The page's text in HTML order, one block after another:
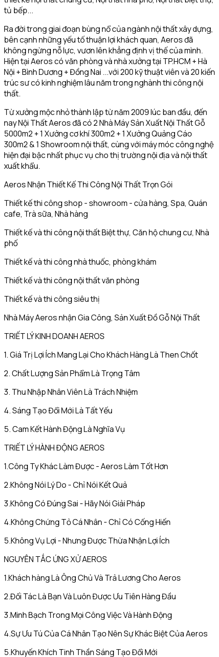
tủ bếp...
Ra đời trong giai đoạn bùng nổ của ngành nội thất xây dựng,
bên cạnh những yếu tố thuận lợi khách quan, Aeros đã
không ngừng nỗ lực, vươn lên khẳng định vị thế của mình.
Hiện tại Aeros có văn phòng và nhà xưởng tại TP.HCM + Hà
Nội + Bình Dương + Đồng Nai ...với 200 kỹ thuật viên và 20 kiến
trúc sư có kinh nghiệm lâu năm trong nghành thi công nội
thất.
Từ xưởng mộc nhỏ thành lập từ năm 2009 lúc ban đầu, đến
nay Nội Thất Aeros đã có 2 Nhà Máy Sản Xuất Nội Thất Gỗ
5000m2 + 1 Xưởng cơ khí 300m2 + 1 Xưởng Quảng Cáo
300m2 & 1 Showroom nội thất, cùng với máy móc công nghệ
hiện đại bậc nhất phục vụ cho thị trường nội địa và nội thất
xuất khẩu.
Aeros Nhận Thiết Kế Thi Công Nội Thất Trọn Gói
Thiết kế thi công shop - showroom - cửa hàng, Spa, Quán
cafe, Trà sữa, Nhà hàng
Thiết kế và thi công nội thất Biệt thự, Căn hộ chung cư, Nhà
phố
Thiết kế và thi công nhà thuốc, phòng khám
Thiết kế và thi công nội thất văn phòng
Thiết kế và thi công siêu thị
Nhà Máy Aeros nhận Gia Công, Sản Xuất Đồ Gỗ Nội Thất
TRIẾT LÝ KINH DOANH AEROS
1. Giá Trị Lợi Ích Mang Lại Cho Khách Hàng Là Then Chốt
2. Chất Lượng Sản Phẩm Là Trọng Tâm
3. Thu Nhập Nhân Viên Là Trách Nhiệm
4. Sáng Tạo Đổi Mới Là Tất Yếu
5. Cam Kết Hành Động Là Nghĩa Vụ
TRIẾT LÝ HÀNH ĐỘNG AEROS
1.Công Ty Khác Làm Được - Aeros Làm Tốt Hơn
2.Không Nói Lý Do - Chỉ Nói Kết Quả
3.Không Có Đúng Sai - Hãy Nói Giải Pháp
4.Không Chứng Tỏ Cá Nhân - Chỉ Có Cống Hiến
5.Không Vụ Lợi - Nhưng Được Thừa Nhận Lợi Ích
NGUYÊN TẮC ỨNG XỬ AEROS
1.Khách hàng Là Ông Chủ Và Trả Lương Cho Aeros
2.Đối Tác Là Bạn Và Luôn Được Ưu Tiên Hàng Đầu
3.Minh Bạch Trong Mọi Công Việc Và Hành Động
4.Sự Ưu Tú Của Cá Nhân Tạo Nên Sự Khác Biệt Của Aeros
5.Khuyến Khích Tinh Thần Sáng Tạo Đổi Mới